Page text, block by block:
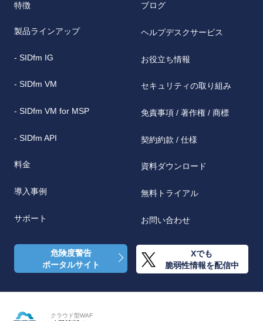
特徴
製品ラインアップ
- SIDfm IG
- SIDfm VM
- SIDfm VM for MSP
- SIDfm API
料金
導入事例
サポート
ブログ
ヘルプデスクサービス
お役立ち情報
セキュリティの取り組み
免責事項 / 著作権 / 商標
契約約款 / 仕様
資料ダウンロード
無料トライアル
お問い合わせ
危険度警告
ポータルサイト
Xでも
脆弱性情報を配信中
クラウド型WAF